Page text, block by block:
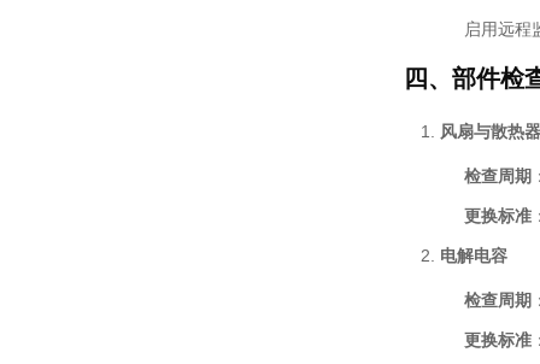
启用远程
四、部件检
风扇与散热器
检查周期
更换标准
电解电容
检查周期
更换标准